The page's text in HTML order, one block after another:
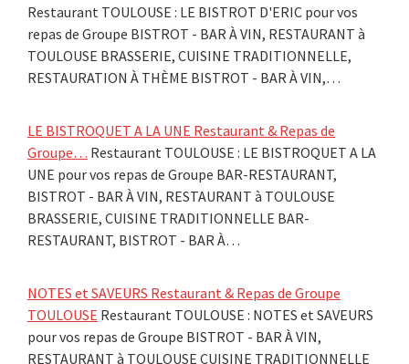
Restaurant TOULOUSE : LE BISTROT D'ERIC pour vos
repas de Groupe BISTROT - BAR À VIN, RESTAURANT à
TOULOUSE BRASSERIE, CUISINE TRADITIONNELLE,
RESTAURATION À THÈME BISTROT - BAR À VIN,…
LE BISTROQUET A LA UNE Restaurant & Repas de
Groupe… Restaurant TOULOUSE : LE BISTROQUET A LA
UNE pour vos repas de Groupe BAR-RESTAURANT,
BISTROT - BAR À VIN, RESTAURANT à TOULOUSE
BRASSERIE, CUISINE TRADITIONNELLE BAR-
RESTAURANT, BISTROT - BAR À…
NOTES et SAVEURS Restaurant & Repas de Groupe
TOULOUSE Restaurant TOULOUSE : NOTES et SAVEURS
pour vos repas de Groupe BISTROT - BAR À VIN,
RESTAURANT à TOULOUSE CUISINE TRADITIONNELLE